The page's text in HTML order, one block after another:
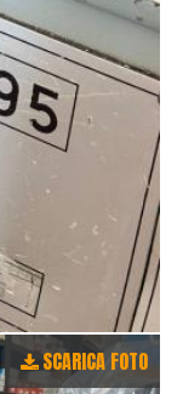
SCARICA FOTO